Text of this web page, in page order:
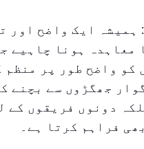
ہمیشہ ایک واضح اور
معاہدہ ہونا چاہیے
کو واضح طور پر منظم
جھگڑوں سے بچنے
دونوں فریقوں کے
فراہم کرتا ہے۔